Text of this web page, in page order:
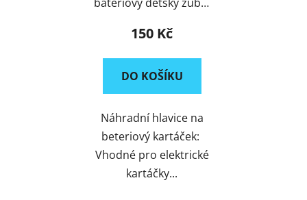
150 Kč
DO KOŠÍKU
Náhradní hlavice na
beteriový kartáček:
Vhodné pro elektrické
kartáčky...